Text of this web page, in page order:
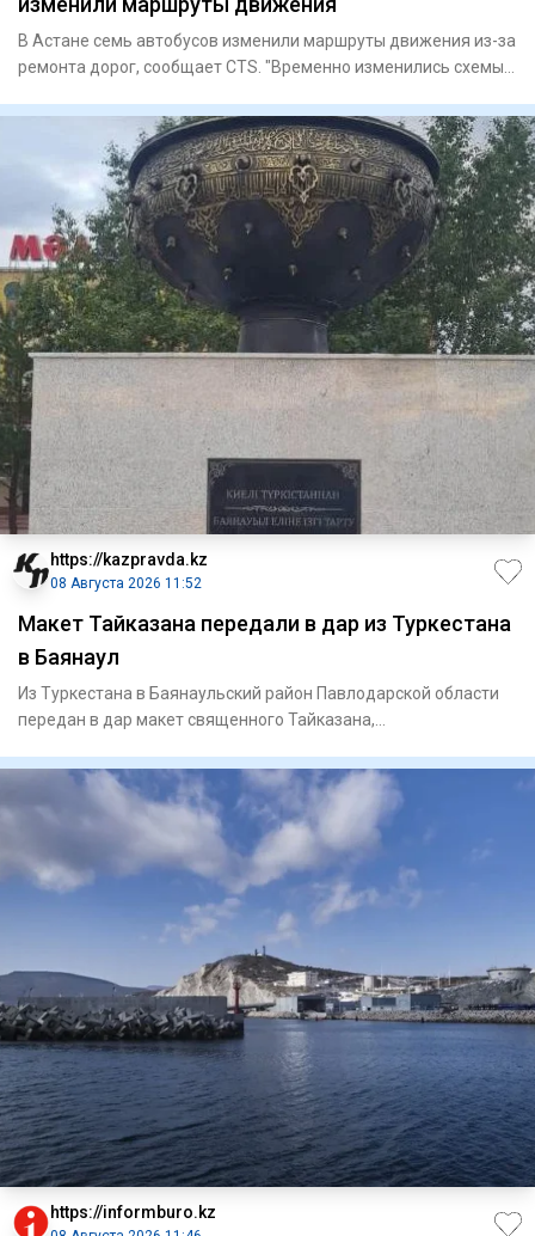
В Астане семь автобусов изменили маршруты движения из-за
ремонта дорог, сообщает CTS. "Временно изменились схемы
https://kazpravda.kz
08 Августа 2026 11:52
Макет Тайказана передали в дар из Туркестана
в Баянаул
Из Туркестана в Баянаульский район Павлодарской области
передан в дар макет священного Тайказана,
https://informburo.kz